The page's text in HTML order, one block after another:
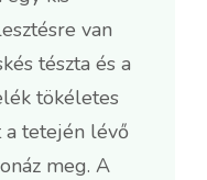
van
tészta és a
tökéletes
a tetején lévő
meg. A